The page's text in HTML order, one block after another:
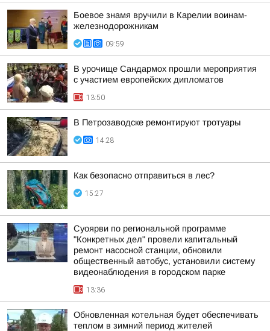
Боевое знамя вручили в Карелии воинам-
железнодорожникам
09:59
В урочище Сандармох прошли мероприятия
с участием европейских дипломатов
13:50
В Петрозаводске ремонтируют тротуары
14:28
Как безопасно отправиться в лес?
15:27
Суоярви по региональной программе
"Конкретных дел" провели капитальный
ремонт насосной станции, обновили
общественный автобус, установили систему
видеонаблюдения в городском парке
13:36
Обновленная котельная будет обеспечивать
теплом в зимний период жителей